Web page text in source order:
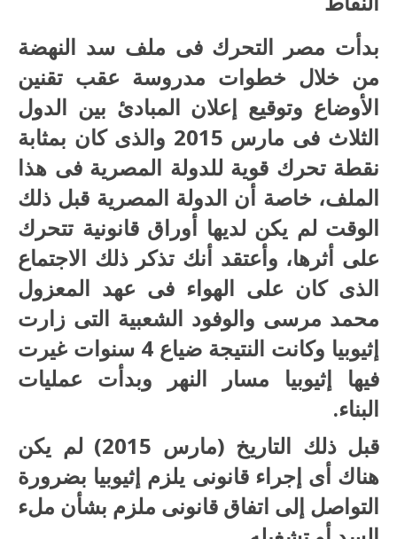
بدأت مصر التحرك فى ملف سد النهضة
من خلال خطوات مدروسة عقب تقنين
الأوضاع وتوقيع إعلان المبادئ بين الدول
الثلاث فى مارس 2015 والذى كان بمثابة
نقطة تحرك قوية للدولة المصرية فى هذا
الملف، خاصة أن الدولة المصرية قبل ذلك
الوقت لم يكن لديها أوراق قانونية تتحرك
على أثرها، وأعتقد أنك تذكر ذلك الاجتماع
الذى كان على الهواء فى عهد المعزول
محمد مرسى والوفود الشعبية التى زارت
إثيوبيا وكانت النتيجة ضياع 4 سنوات غيرت
فيها إثيوبيا مسار النهر وبدأت عمليات
البناء.
قبل ذلك التاريخ (مارس 2015) لم يكن
هناك أى إجراء قانونى يلزم إثيوبيا بضرورة
التواصل إلى اتفاق قانونى ملزم بشأن ملء